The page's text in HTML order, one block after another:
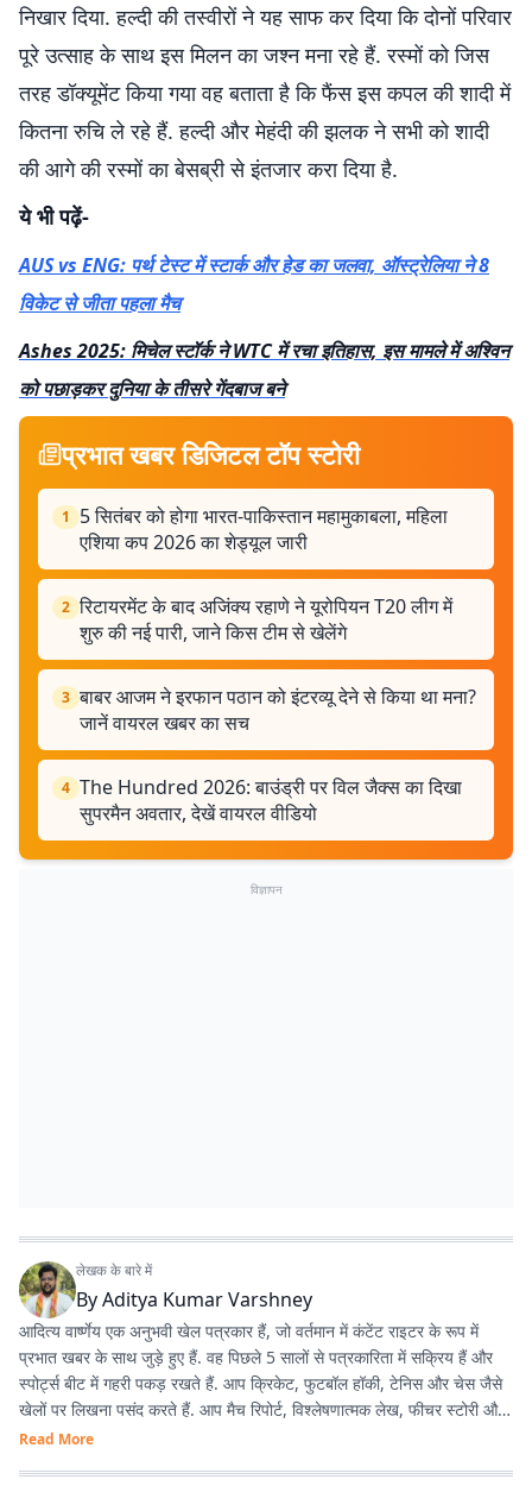
निखार दिया. हल्दी की तस्वीरों ने यह साफ कर दिया कि दोनों परिवार
पूरे उत्साह के साथ इस मिलन का जश्न मना रहे हैं. रस्मों को जिस
तरह डॉक्यूमेंट किया गया वह बताता है कि फैंस इस कपल की शादी में
कितना रुचि ले रहे हैं. हल्दी और मेहंदी की झलक ने सभी को शादी
की आगे की रस्मों का बेसब्री से इंतजार करा दिया है.
ये भी पढ़ें-
AUS vs ENG: पर्थ टेस्ट में स्टार्क और हेड का जलवा, ऑस्ट्रेलिया ने 8
विकेट से जीता पहला मैच
Ashes 2025: मिचेल स्टॉर्क ने WTC में रचा इतिहास, इस मामले में अश्विन
को पछाड़कर दुनिया के तीसरे गेंदबाज बने
प्रभात खबर डिजिटल टॉप स्टोरी
1
5 सितंबर को होगा भारत-पाकिस्तान महामुकाबला, महिला
एशिया कप 2026 का शेड्यूल जारी
2 रिटायरमेंट के बाद अजिंक्य रहाणे ने यूरोपियन T20 लीग में
शुरु की नई पारी, जाने किस टीम से खेलेंगे
3 बाबर आजम ने इरफान पठान को इंटरव्यू देने से किया था मना?
जानें वायरल खबर का सच
4 The Hundred 2026: बाउंड्री पर विल जैक्स का दिखा
सुपरमैन अवतार, देखें वायरल वीडियो
विज्ञापन
लेखक के बारे में
ByAditya Kumar Varshney
आदित्य वार्ष्णेय एक अनुभवी खेल पत्रकार हैं, जो वर्तमान में कंटेंट राइटर के रूप में
प्रभात खबर के साथ जुड़े हुए हैं. वह पिछले 5 सालों से पत्रकारिता में सक्रिय हैं और
स्पोर्ट्स बीट में गहरी पकड़ रखते हैं. आप क्रिकेट, फुटबॉल हॉकी, टेनिस और चेस जैसे
खेलों पर लिखना पसंद करते हैं. आप मैच रिपोर्ट, विश्लेषणात्मक लेख, फीचर स्टोरी और
एक्सप्लेनर आधारित कंटेंट तैयार करते हैं. आपने प्रभात खबर से पहले भारत समाचार में
Read More